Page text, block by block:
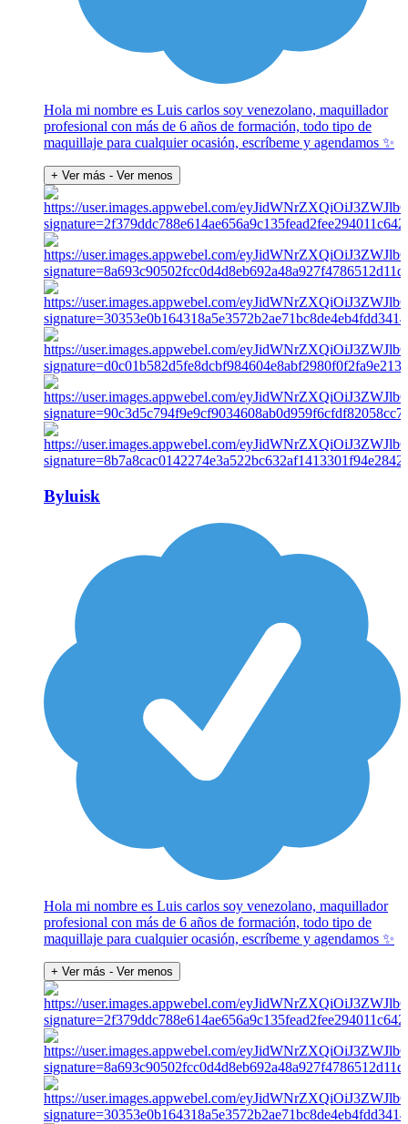
Hola mi nombre es Luis carlos soy venezolano, maquillador
profesional con más de 6 años de formación, todo tipo de
maquillaje para cualquier ocasión, escríbeme y agendamos ✨
+ Ver más - Ver menos
Byluisk
Hola mi nombre es Luis carlos soy venezolano, maquillador
profesional con más de 6 años de formación, todo tipo de
maquillaje para cualquier ocasión, escríbeme y agendamos ✨
+ Ver más - Ver menos